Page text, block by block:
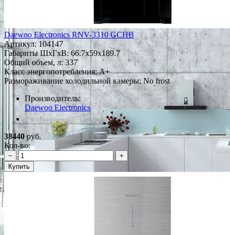
Daewoo Electronics RNV-3310 GCHB
Артикул: 104147
Габариты ШxГxВ: 66.7x59x189.7
Общий объем, л: 337
Класс энергопотребления: A+
Размораживание холодильной камеры: No frost
Производитель:
Daewoo Electronics
*Наличие уточняйте у менеджера
38440руб.
Кол-во:
−
+
Купить